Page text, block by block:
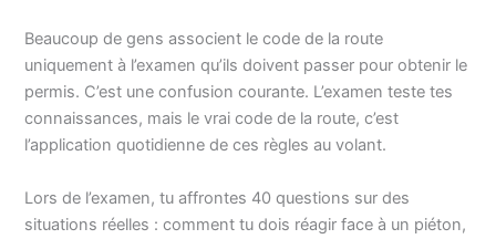
Beaucoup de gens associent le code de la route
uniquement à l’examen qu’ils doivent passer pour obtenir le
permis. C’est une confusion courante. L’examen teste tes
connaissances, mais le vrai code de la route, c’est
l’application quotidienne de ces règles au volant.
Lors de l’examen, tu affrontes 40 questions sur des
situations réelles : comment tu dois réagir face à un piéton,